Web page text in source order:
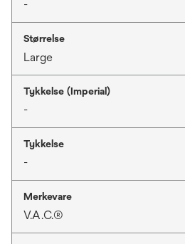
-
Størrelse
Large
Tykkelse (Imperial)
-
Tykkelse
-
Merkevare
V.A.C.®